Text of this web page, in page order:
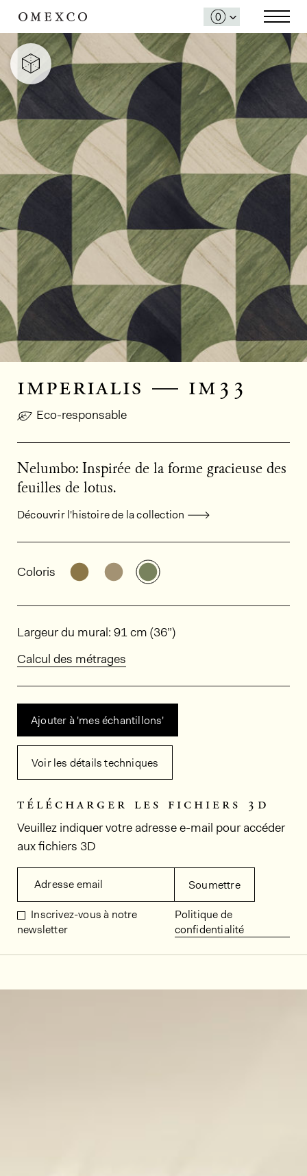
imperialis — im33
Eco-responsable
Nelumbo: Inspirée de la forme gracieuse des
feuilles de lotus.
Découvrir l'histoire de la collection
Informations générales sur le
Coloris Découvrir d'autres variantes: IM31
Découvrir d'autres variantes: IM32
Découvrir d'autres
Dimensions
Largeur du mural: 91 cm (36”)
Calcul des métrages
Ajouter à 'mes échantillons'
Voir les détails techniques
télécharger les fichiers 3d
Veuillez indiquer votre adresse e-mail pour accéder
aux fichiers 3D
Adresse email Soumettre
Inscrivez-vous à notre
newsletter
Politique de
confidentialité